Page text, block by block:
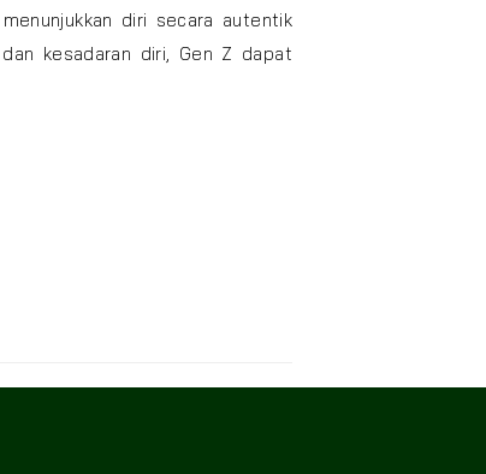
diri secara autentik
kesadaran diri, Gen Z dapat